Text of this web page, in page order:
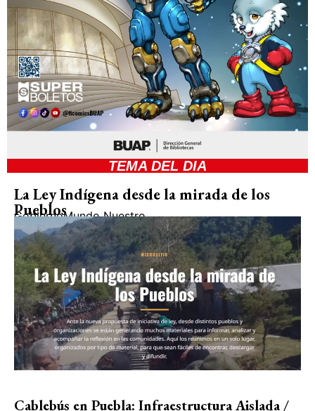
TEMA DEL DIA
La Ley Indígena desde la mirada de los
Pueblos
GobiernoMundo Nuestro
Cablebús en Puebla: Infraestructura Aislada /